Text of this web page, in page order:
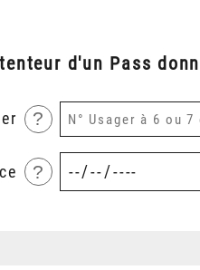
d'un Pass
?
?